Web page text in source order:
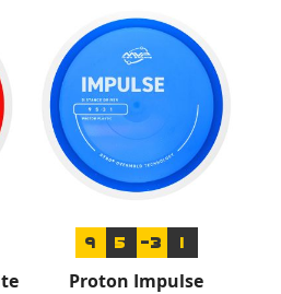
9 5 -3 1
Proton Impulse